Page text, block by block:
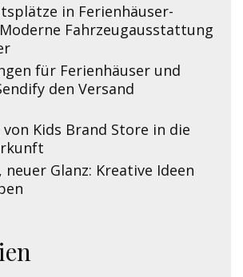
in Ferienhäuser-
Fahrzeugausstattung
für Ferienhäuser und
den Versand
Kids Brand Store in die
neuer Glanz: Kreative Ideen